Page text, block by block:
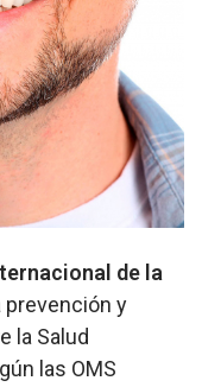
de la
prevención y
la Salud
las OMS